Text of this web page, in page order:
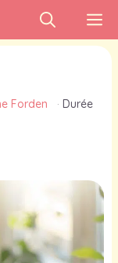
Forden · Durée